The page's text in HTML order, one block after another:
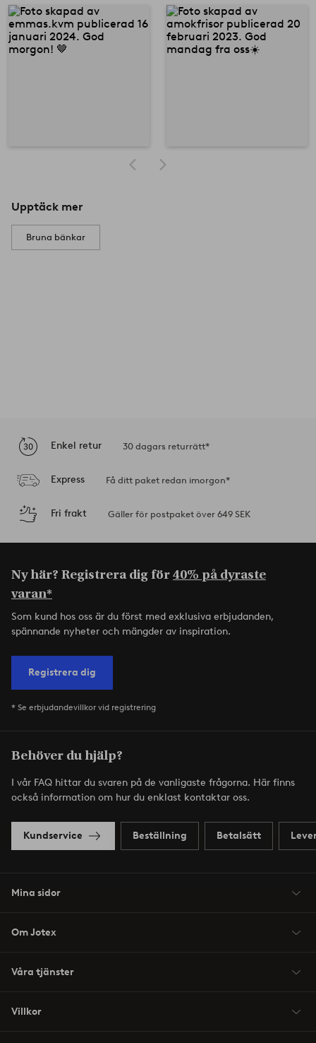
Upptäck mer
Bruna bänkar
Enkel retur 30 dagars returrätt*
Express Få ditt paket redan imorgon*
Fri frakt Gäller för postpaket över 649 SEK
Ny här? Registrera dig för40% på dyraste
varan*
Som kund hos oss är du först med exklusiva erbjudanden,
spännande nyheter och mängder av inspiration.
Registrera dig
* Se erbjudandevillkor vid registrering
Behöver du hjälp?
I vår FAQ hittar du svaren på de vanligaste frågorna. Här finns
också information om hur du enklast kontaktar oss.
Kundservice Beställning Betalsätt
Mina sidor
Om Jotex
Våra tjänster
Villkor